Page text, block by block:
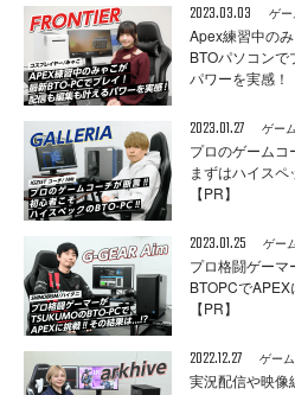
2023.03.03 ゲー
Apex練習中の
BTOパソコン
パワーを実感！
2023.01.27 ゲーム
プロのゲームコ
まずはハイスペ
【PR】
2023.01.25 ゲー
プロ格闘ゲー
BTOPCで
【PR】
2022.12.27 ゲーム
実況配信や映像